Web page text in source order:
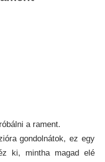
a rament.
gondolnátok, ez egy
ki, mintha magad elé